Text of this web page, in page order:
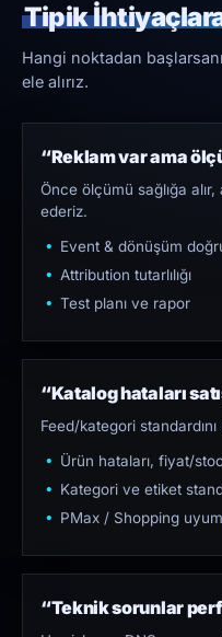
Tipik
Hangi noktadan
ele alırız.
“Reklam var ama
Önce ölçümü sağlığa
ederiz.
Event & dönüşüm
Attribution tutarlılığı
Test planı ve rapor
“Katalog hataları
Feed/kategori
Ürün hataları, fiyat/
Kategori ve etiket
PMax / Shopping
“Teknik sorunlar